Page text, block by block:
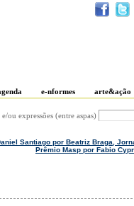
e-nformes arte&ação
ou expressões (entre aspas)
Santiago por Beatriz Braga,
Prêmio Masp por Fabio